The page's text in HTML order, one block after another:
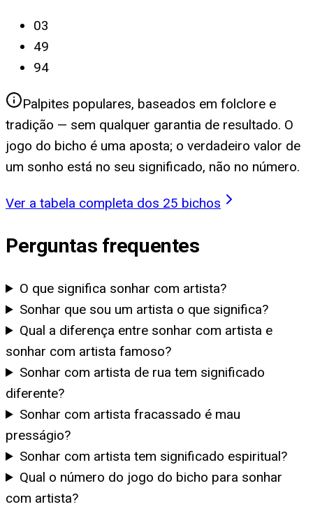
03
49
94
Palpites populares, baseados em folclore e
tradição — sem qualquer garantia de resultado. O
jogo do bicho é uma aposta; o verdadeiro valor de
um sonho está no seu significado, não no número.
Ver a tabela completa dos 25 bichos
Perguntas frequentes
O que significa sonhar com artista?
Sonhar que sou um artista o que significa?
Qual a diferença entre sonhar com artista e
sonhar com artista famoso?
Sonhar com artista de rua tem significado
diferente?
Sonhar com artista fracassado é mau
presságio?
Sonhar com artista tem significado espiritual?
Qual o número do jogo do bicho para sonhar
com artista?